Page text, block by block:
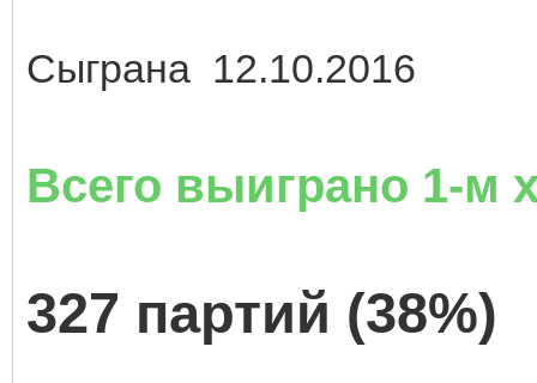
Сыграна 12.10.2016
Всего выиграно 1-м
327 партий (38%)